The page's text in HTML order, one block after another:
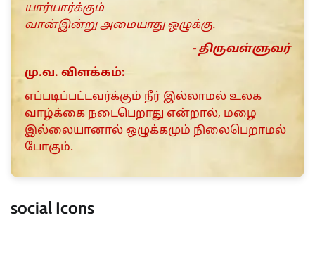
யார்யார்க்கும்
வான்இன்று அமையாது ஒழுக்கு.
- திருவள்ளுவர்
மு.வ. விளக்கம்:
எப்படிப்பட்டவர்க்கும் நீர் இல்லாமல் உலக
வாழ்க்கை நடைபெறாது என்றால், மழை
இல்லையானால் ஒழுக்கமும் நிலைபெறாமல்
போகும்.
social Icons